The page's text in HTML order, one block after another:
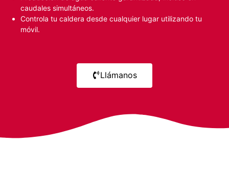
caudales simultáneos.
Controla tu caldera desde cualquier lugar utilizando tu
móvil.
Llámanos